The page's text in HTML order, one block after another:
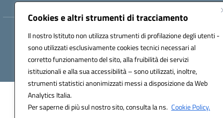
Cookies e altri strumenti di tracciamento
Il nostro Istituto non utilizza strumenti di profilazione degli utenti -
sono utilizzati esclusivamente cookies tecnici necessari al
corretto funzionamento del sito, alla fruibilità dei servizi
istituzionali e alla sua accessibilità – sono utilizzati, inoltre,
strumenti statistici anonimizzati messi a disposizione da Web
Analytics Italia.
Per saperne di più sul nostro sito, consulta la ns. Cookie Policy.
Hosting & Powered by 3D Solution S.r.l.
Concept & Design by Designers Italia